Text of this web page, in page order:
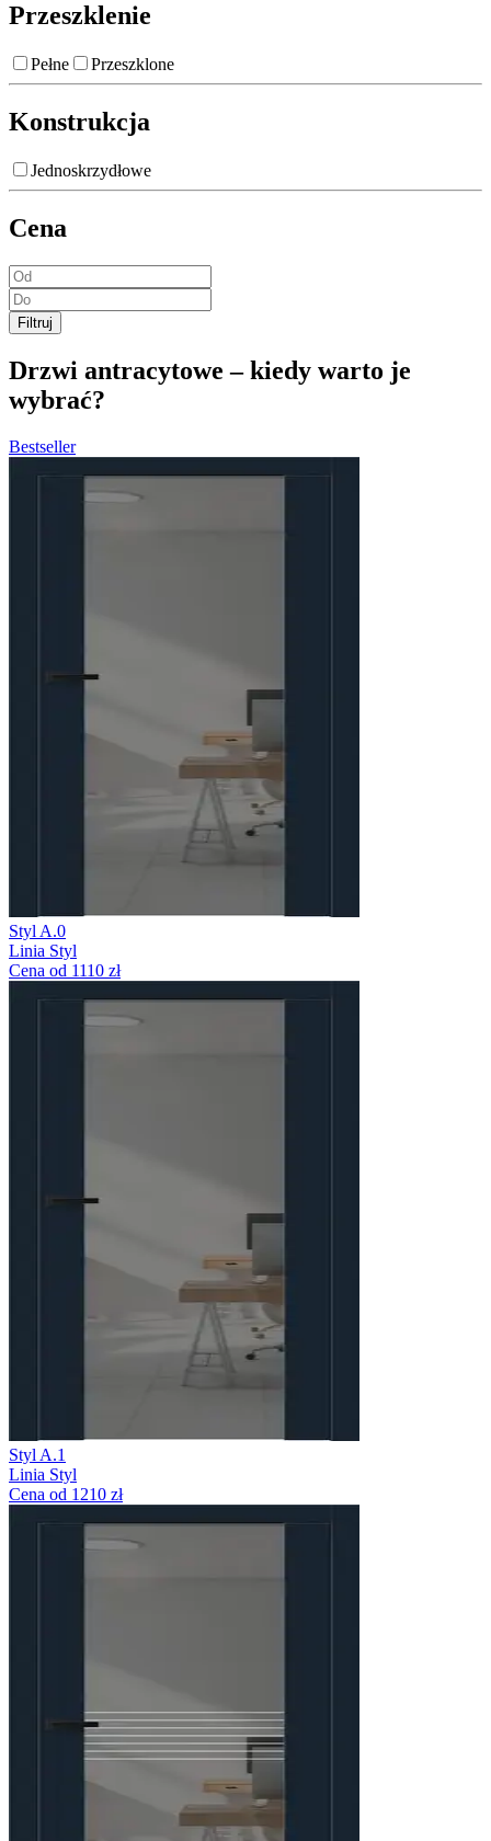
Przeszklenie
Pełne Przeszklone
Konstrukcja
Jednoskrzydłowe
Cena
Filtruj
Drzwi antracytowe – kiedy warto je
wybrać?
Bestseller
Styl A.0
Linia Styl
Cena od 1110 zł
Styl A.1
Linia Styl
Cena od 1210 zł